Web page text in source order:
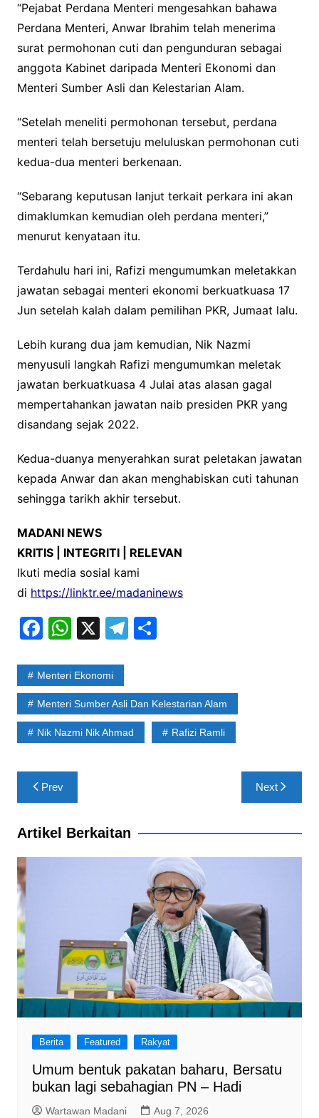
“Pejabat Perdana Menteri mengesahkan bahawa
Perdana Menteri, Anwar Ibrahim telah menerima
surat permohonan cuti dan pengunduran sebagai
anggota Kabinet daripada Menteri Ekonomi dan
Menteri Sumber Asli dan Kelestarian Alam.
“Setelah meneliti permohonan tersebut, perdana
menteri telah bersetuju meluluskan permohonan cuti
kedua-dua menteri berkenaan.
“Sebarang keputusan lanjut terkait perkara ini akan
dimaklumkan kemudian oleh perdana menteri,”
menurut kenyataan itu.
Terdahulu hari ini, Rafizi mengumumkan meletakkan
jawatan sebagai menteri ekonomi berkuatkuasa 17
Jun setelah kalah dalam pemilihan PKR, Jumaat lalu.
Lebih kurang dua jam kemudian, Nik Nazmi
menyusuli langkah Rafizi mengumumkan meletak
jawatan berkuatkuasa 4 Julai atas alasan gagal
mempertahankan jawatan naib presiden PKR yang
disandang sejak 2022.
Kedua-duanya menyerahkan surat peletakan jawatan
kepada Anwar dan akan menghabiskan cuti tahunan
sehingga tarikh akhir tersebut.
MADANI NEWS
KRITIS | INTEGRITI | RELEVAN
Ikuti media sosial kami
di https://linktr.ee/madaninews
F
c
e
b
o
o
k
W
at
s
A
p
p
X T
gr
a
m
S
e
Menteri Ekonomi
Menteri Sumber Asli Dan Kelestarian Alam
Nik Nazmi Nik Ahmad Rafizi Ramli
Post
navigation
Prev Next
Artikel Berkaitan
Berita Featured Rakyat
Umum bentuk pakatan baharu, Bersatu
bukan lagi sebahagian PN – Hadi
Wartawan Madani Aug 7, 2026